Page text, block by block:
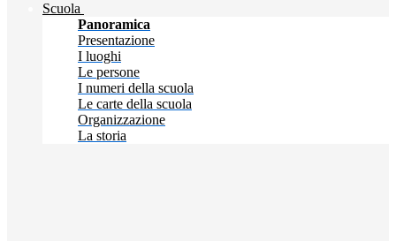
Scuola
Panoramica
Presentazione
I luoghi
Le persone
I numeri della scuola
Le carte della scuola
Organizzazione
La storia